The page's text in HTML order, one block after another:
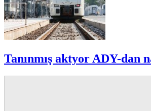
Tanınmış aktyor ADY-dan